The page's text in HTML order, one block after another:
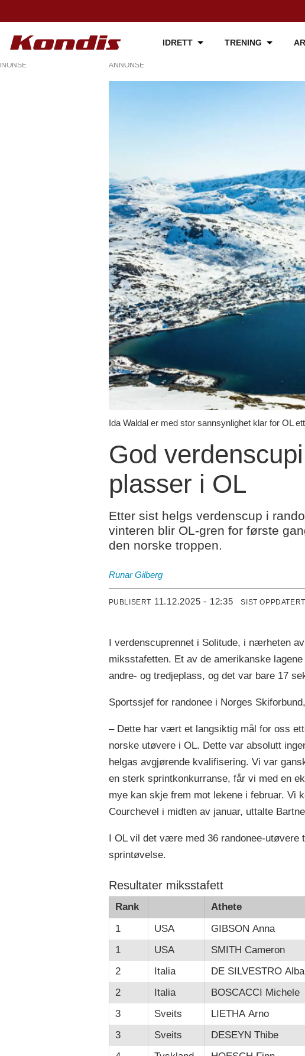
IDRETT TRENING
ANNONSE
Ida Waldal er med stor sannsynlighet klar for OL
God
plasser i OL
Etter sist helgs verdenscup i
vinteren blir OL-gren for første
den norske troppen.
Runar Gilberg
PUBLISERT 11.12.2025 - 12:35 SIST OPPDATERT
I verdenscuprennet i Solitude, i nærheten
miksstafetten. Et av de amerikanske
andre- og tredjeplass, og det var bare 17
Sportssjef for randonee i Norges
– Dette har vært et langsiktig mål for oss
norske utøvere i OL. Dette var absolutt
helgas avgjørende kvalifisering. Vi var
en sterk sprintkonkurranse, får vi med en
mye kan skje frem mot lekene i februar. Vi
Courchevel i midten av januar, uttalte
I OL vil det være med 36 randonee-utøvere
sprintøvelse.
Resultater miksstafett
Rank Athete
1
USA GIBSON Anna
1
USA SMITH Cameron
2
Italia DE SILVESTRO Alba
2
Italia BOSCACCI Michele
3
Sveits LIETHA Arno
3
Sveits DESEYN Thibe